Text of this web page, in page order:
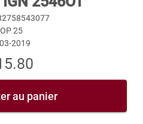
25
2019
au panier